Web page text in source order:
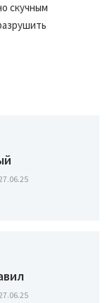
скучным